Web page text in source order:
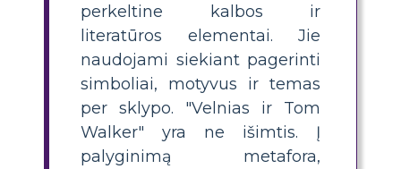
perkeltine kalbos ir
literatūros elementai. Jie
naudojami siekiant pagerinti
simboliai, motyvus ir temas
per sklypo. "Velnias ir Tom
Walker" yra ne išimtis. Į
palyginimą metafora,